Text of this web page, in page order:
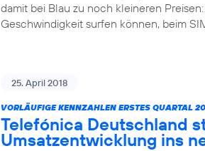
damit bei Blau zu noch kleineren
Geschwindigkeit surfen können, beim
25. April 2018
VORLÄUFIGE KENNZAHLEN ERSTES QUARTAL
Telefónica Deutschland
Umsatzentwicklung ins